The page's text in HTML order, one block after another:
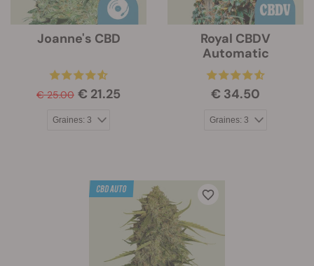
Joanne's CBD
€ 25.00 € 21.25
Royal CBDV
Automatic
€ 34.50